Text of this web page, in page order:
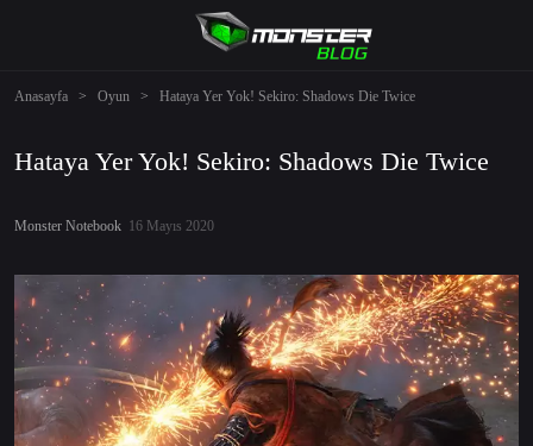
Anasayfa > Oyun > Hataya Yer Yok! Sekiro: Shadows Die Twice
Hataya Yer Yok! Sekiro: Shadows Die Twice
Monster Notebook 16 Mayıs 2020